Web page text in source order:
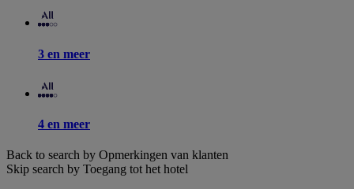
3 en meer
4 en meer
Back to search by Opmerkingen van klanten
Skip search by Toegang tot het hotel